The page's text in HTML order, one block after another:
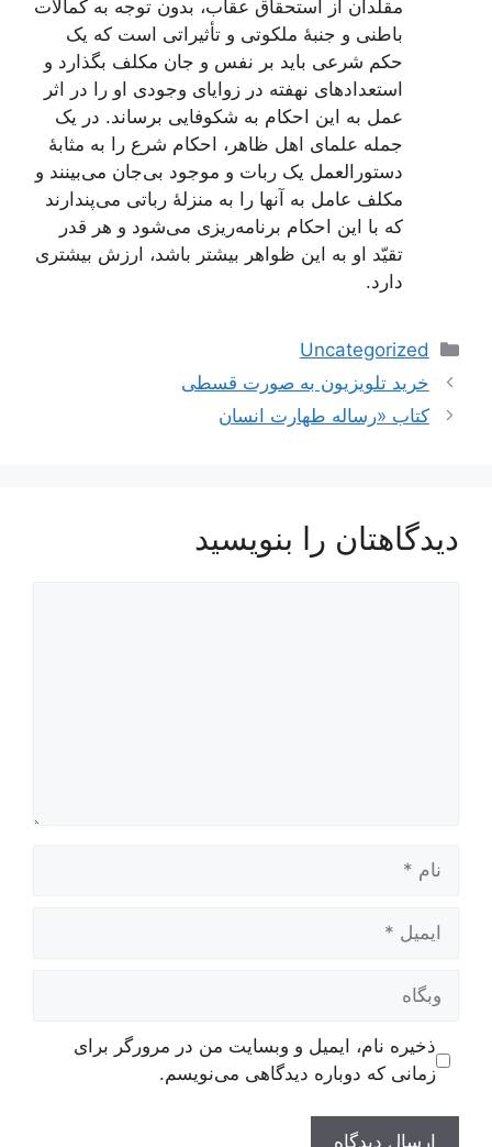
مقلدان از استحقاق عقاب، بدون توجه به کمالات
باطنی و جنبۀ ملکوتی و تأثیراتی است که یک
حکم شرعی باید بر نفس و جان مکلف بگذارد و
استعدادهای نهفته در زوایای وجودی او را در اثر
عمل به این احکام به شکوفایی برساند. در یک
جمله علمای اهل ظاهر، احکام شرع را به مثابۀ
دستورالعمل یک ربات و موجود بی‌جان می‌بینند و
مکلف عامل به آنها را به منزلۀ رباتی می‌پندارند
که با این احکام برنامه‌ریزی می‌شود و هر قدر
تقیّد او به این ظواهر بیشتر باشد، ارزش بیشتری
دارد.
دسته‌ها
Uncategorized
ناوبری
نوشته‌ها
خرید تلویزیون به صورت قسطی
کتاب «رساله طهارت انسان
دیدگاهتان را بنویسید
ایمیل
وبگاه
ذخیره نام، ایمیل و وبسایت من در مرورگر برای
زمانی که دوباره دیدگاهی می‌نویسم.